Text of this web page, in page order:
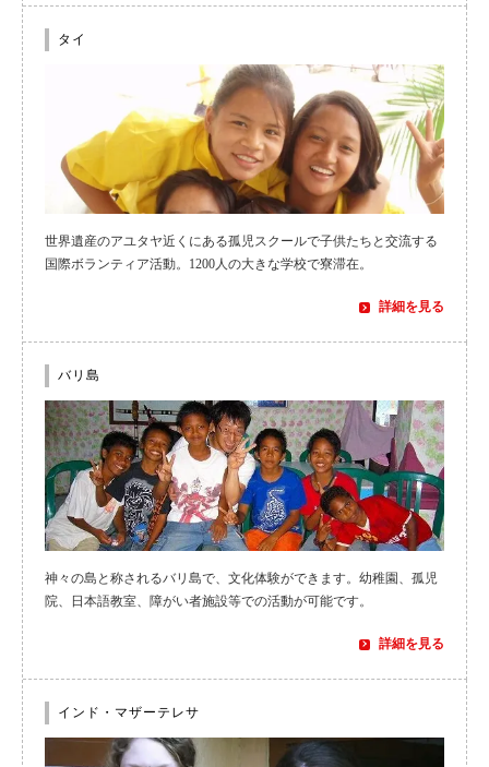
タイ
世界遺産のアユタヤ近くにある孤児スクールで子供たちと交流する
国際ボランティア活動。1200人の大きな学校で寮滞在。
詳細を見る
バリ島
神々の島と称されるバリ島で、文化体験ができます。幼稚園、孤児
院、日本語教室、障がい者施設等での活動が可能です。
詳細を見る
インド・マザーテレサ